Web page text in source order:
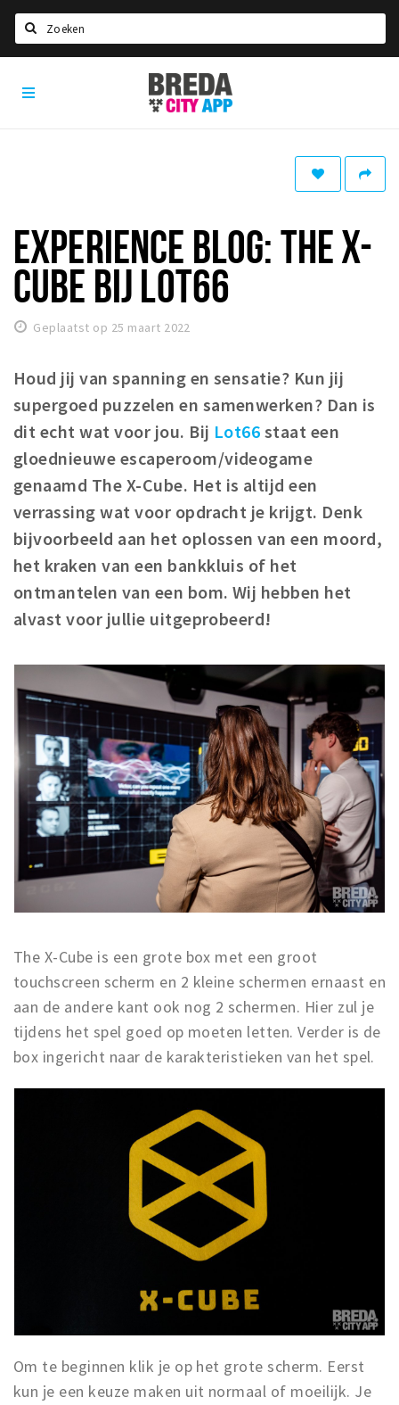
Home
Eten
Drinken
Slapen
Winkelgebieden
Parkeren
Musea, theaters & podia
Uitjes & activiteiten
Toeristische routes
Natuurgebieden
Sport
Privacy
Inloggen
Breda
City
App
EXPERIENCE BLOG: THE X-
CUBE BIJ LOT66
Geplaatst op 25 maart 2022
Houd jij van spanning en sensatie? Kun jij
supergoed puzzelen en samenwerken? Dan is
dit echt wat voor jou. Bij Lot66 staat een
gloednieuwe escaperoom/videogame
genaamd The X-Cube. Het is altijd een
verrassing wat voor opdracht je krijgt. Denk
bijvoorbeeld aan het oplossen van een moord,
het kraken van een bankkluis of het
ontmantelen van een bom. Wij hebben het
alvast voor jullie uitgeprobeerd!
The X-Cube is een grote box met een groot
touchscreen scherm en 2 kleine schermen ernaast en
aan de andere kant ook nog 2 schermen. Hier zul je
tijdens het spel goed op moeten letten. Verder is de
box ingericht naar de karakteristieken van het spel.
Om te beginnen klik je op het grote scherm. Eerst
kun je een keuze maken uit normaal of moeilijk. Je